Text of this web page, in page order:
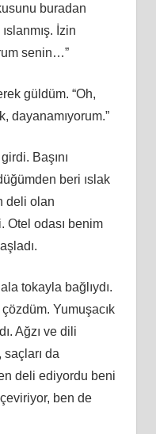
buradan
İzin
senin…”
güldüm. “Oh,
dayanamıyorum.”
Başını
beri ıslak
deli olan
Otel odası benim
tokayla bağlıydı.
çözdüm. Yumuşacık
Ağzı ve dili
saçları da
deli ediyordu beni
ben de